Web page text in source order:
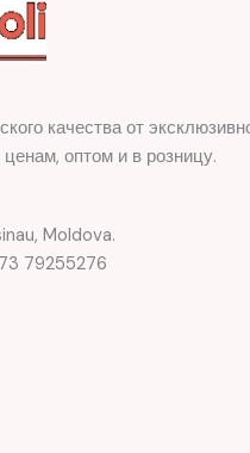
качества от
оптом и в розницу.
Moldova.
79255276